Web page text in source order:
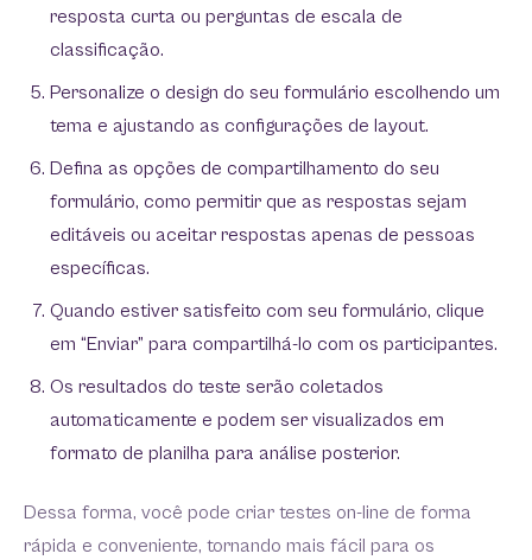
resposta curta ou perguntas de escala de
classificação.
Personalize o design do seu formulário escolhendo um
tema e ajustando as configurações de layout.
Defina as opções de compartilhamento do seu
formulário, como permitir que as respostas sejam
editáveis ​​ou aceitar respostas apenas de pessoas
específicas.
Quando estiver satisfeito com seu formulário, clique
em “Enviar” para compartilhá-lo com os participantes.
Os resultados do teste serão coletados
automaticamente e podem ser visualizados em
formato de planilha para análise posterior.
Dessa forma, você pode criar testes on-line de forma
rápida e conveniente, tornando mais fácil para os